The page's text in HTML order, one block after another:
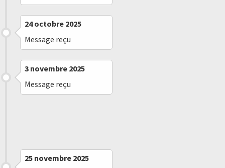
24 octobre 2025
Message reçu
3 novembre 2025
Message reçu
25 novembre 2025